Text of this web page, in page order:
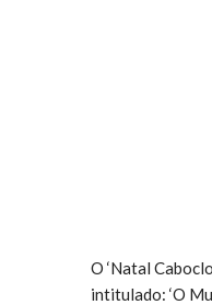
O ‘Natal
intitulado: ‘O